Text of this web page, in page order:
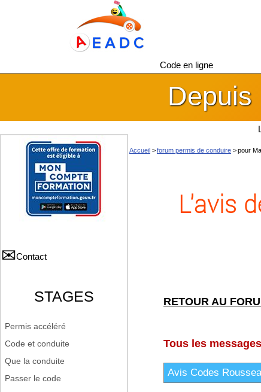
Code en ligne
Depuis
Contact
STAGES
Permis accéléré
Code et conduite
Que la conduite
Passer le code
Accueil >forum permis de conduire >pour
L'avis
RETOUR AU
Tous les
Avis Codes